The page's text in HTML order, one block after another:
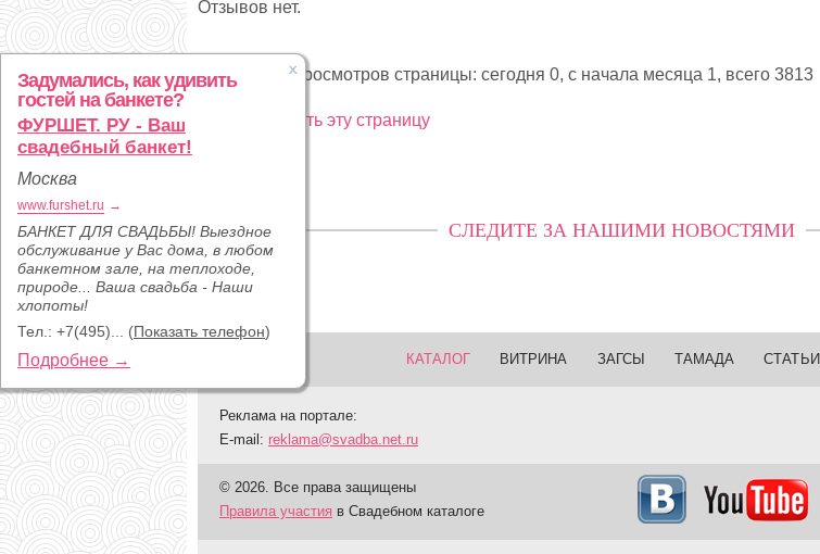
Отзывов нет.
Статистика просмотров страницы: сегодня 0, с начала месяца 1, всего 3813
Рекламировать эту страницу
Задумались, как удивить
гостей на банкете?
ФУРШЕТ. РУ - Ваш
свадебный банкет!
Москва
www.furshet.ru →
БАНКЕТ ДЛЯ СВАДЬБЫ! Выездное
обслуживание у Вас дома, в любом
банкетном зале, на теплоходе,
природе... Ваша свадьба - Наши
хлопоты!
Тел.: +7(495)... (Показать телефон)
Подробнее →
СЛЕДИТЕ ЗА НАШИМИ НОВОСТЯМИ
КАТАЛОГ ВИТРИНА ЗАГСЫ ТАМАДА СТАТЬИ
Реклама на портале:
E-mail: reklama@svadba.net.ru
© 2026. Все права защищены
Правила участия в Свадебном каталоге